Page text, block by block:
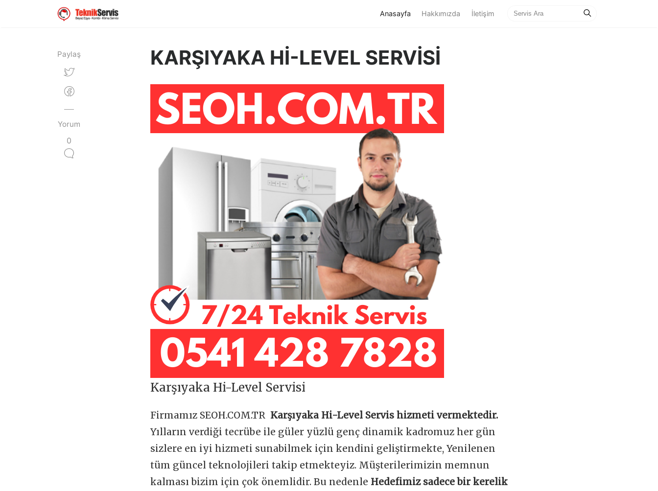
Anasayfa (current)
Hakkımızda İletişim
Paylaş
Yorum
0
KARŞIYAKA Hİ-LEVEL SERVİSİ
Karşıyaka Hi-Level Servisi
Firmamız SEOH.COM.TR Karşıyaka Hi-Level Servis hizmeti vermektedir.
Yılların verdiği tecrübe ile güler yüzlü genç dinamik kadromuz her gün
sizlere en iyi hizmeti sunabilmek için kendini geliştirmekte, Yenilenen
tüm güncel teknolojileri takip etmekteyiz. Müşterilerimizin memnun
kalması bizim için çok önemlidir. Bu nedenle Hedefimiz sadece bir kerelik